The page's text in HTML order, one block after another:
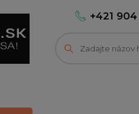
+421